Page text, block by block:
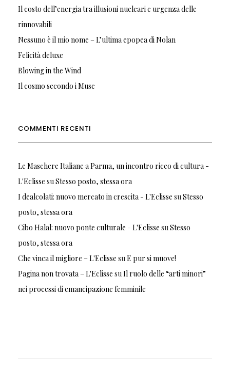
Il costo dell’energia tra illusioni nucleari e urgenza delle
rinnovabili
Nessuno è il mio nome – L’ultima epopea di Nolan
Felicità deluxe
Blowing in the Wind
Il cosmo secondo i Muse
COMMENTI RECENTI
Le Maschere Italiane a Parma, un incontro ricco di cultura -
L'Eclisse su Stesso posto, stessa ora
I dealcolati: nuovo mercato in crescita - L'Eclisse su Stesso
posto, stessa ora
Cibo Halal: nuovo ponte culturale - L'Eclisse su Stesso
posto, stessa ora
Che vinca il migliore – L'Eclisse su E pur si muove!
Pagina non trovata – L'Eclisse su Il ruolo delle “arti minori”
nei processi di emancipazione femminile